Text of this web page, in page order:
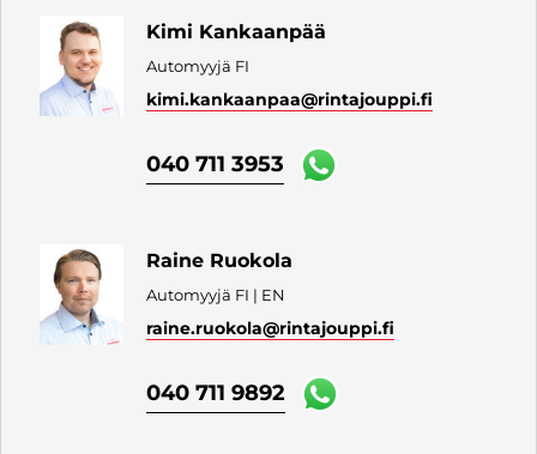
Kimi Kankaanpää
Automyyjä FI
kimi.kankaanpaa@rintajouppi.fi
040 711 3953
Raine Ruokola
Automyyjä FI | EN
raine.ruokola@rintajouppi.fi
040 711 9892